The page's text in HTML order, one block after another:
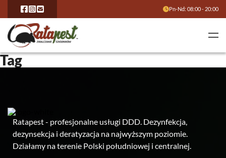
Pn-Nd: 08:00 - 20:00
Tag
Ratapest - profesjonalne usługi DDD. Dezynfekcja,
dezynsekcja i deratyzacja na najwyższym poziomie.
Działamy na terenie Polski południowej i centralnej.